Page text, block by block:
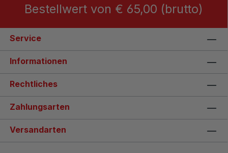
Bestellwert von € 65,00 (brutto)
Service
Informationen
Rechtliches
Zahlungsarten
Versandarten